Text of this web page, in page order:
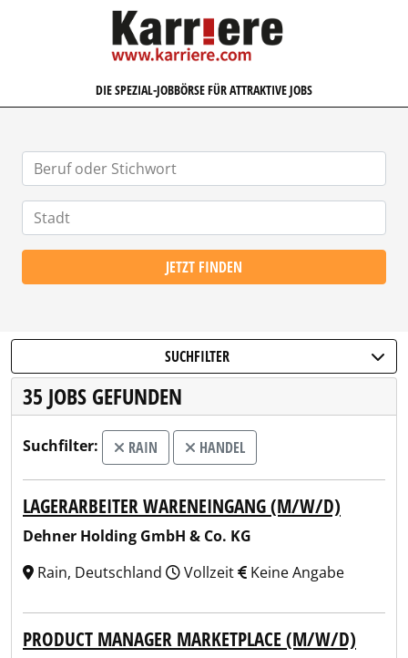
KARRIERE.COM
DIE SPEZIAL-JOBBÖRSE FÜR ATTRAKTIVE JOBS
JETZT FINDEN
SUCHFILTER
35 JOBS GEFUNDEN
Suchfilter: RAIN HANDEL
LAGERARBEITER WARENEINGANG (M/W/D)
Dehner Holding GmbH & Co. KG
Rain, Deutschland
Vollzeit Keine Angabe
PRODUCT MANAGER MARKETPLACE (M/W/D)